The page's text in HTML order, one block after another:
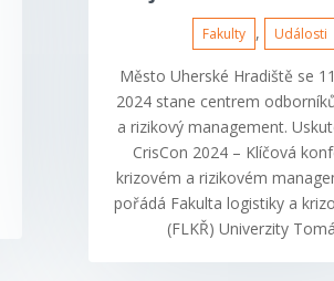
Fakulty , Události
Město Uherské Hradiště se
2024 stane centrem
a rizikový management.
CrisCon 2024 – Klíčová
krizovém a rizikovém
pořádá Fakulta logistiky a
(FLKŘ) Univerzity